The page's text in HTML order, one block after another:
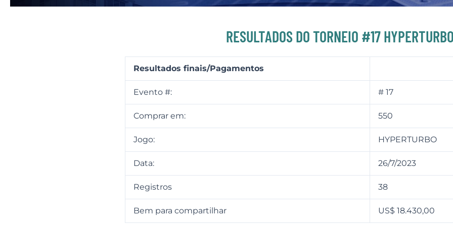
RESULTADOS DO TORNEIO #17
Resultados finais/Pagamentos
Evento #: # 17
Comprar em: 550
Jogo: HYPERTURBO
Data: 26/7/2023
Registros 38
Bem para compartilhar US$ 18.430,00